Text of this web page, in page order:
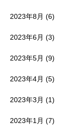
2023年8月 (6)
2023年6月 (3)
2023年5月 (9)
2023年4月 (5)
2023年3月 (1)
2023年1月 (7)